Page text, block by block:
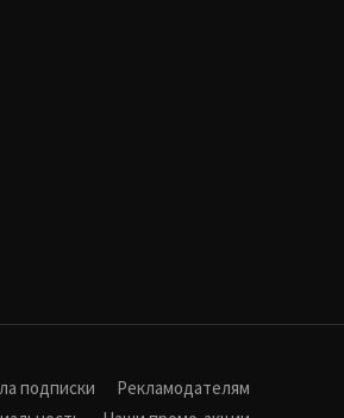
подписки
Рекламодателям